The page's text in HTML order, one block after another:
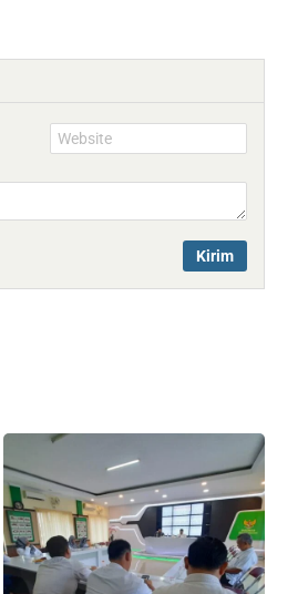
Website